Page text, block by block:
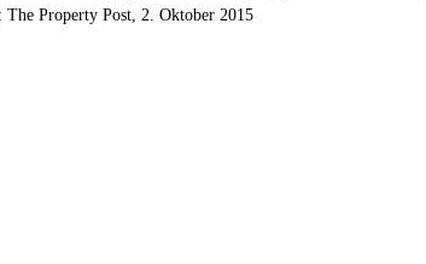
Property Post, 2. Oktober 2015